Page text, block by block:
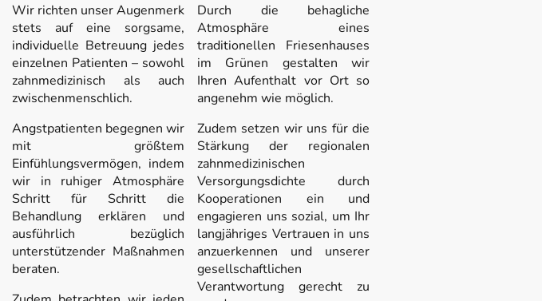
Wir richten unser Augenmerk
stets auf eine sorgsame,
individuelle Betreuung jedes
einzelnen Patienten – sowohl
zahnmedizinisch als auch
zwischenmenschlich.
Angstpatienten begegnen wir
mit größtem
Einfühlungsvermögen, indem
wir in ruhiger Atmosphäre
Schritt für Schritt die
Behandlung erklären und
ausführlich bezüglich
unterstützender Maßnahmen
beraten.
Durch die behagliche
Atmosphäre eines
traditionellen Friesenhauses
im Grünen gestalten wir
Ihren Aufenthalt vor Ort so
angenehm wie möglich.
Zudem setzen wir uns für die
Stärkung der regionalen
zahnmedizinischen
Versorgungsdichte durch
Kooperationen ein und
engagieren uns sozial, um Ihr
langjähriges Vertrauen in uns
anzuerkennen und unserer
gesellschaftlichen
Verantwortung gerecht zu